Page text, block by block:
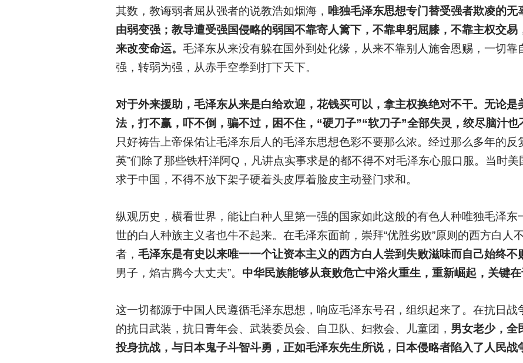
其数，教诲弱者屈从强者的说教浩如烟海， 唯独毛泽东思想专门替受强者欺凌的
由弱变强；教导遭受强国侵略的弱国不靠寄人篱下，不靠卑躬屈膝，不靠主权交
来改变命运。 毛泽东从来没有躲在国外到处化缘，从来不靠别人施舍恩赐，一切靠
强，转弱为强，从赤手空拳到打下天下。
对于外来援助，毛泽东从来是白给欢迎，花钱买可以，拿主权换绝对不干。无论
法，打不赢，吓不倒，骗不过，困不住，“硬刀子”“软刀子”全部失灵，绞尽脑汁也
只好祷告上帝保佑让毛泽东后人的毛泽东思想色彩不要那么浓。经过那么多年的反
英”们除了那些铁杆洋阿Q，凡讲点实事求是的都不得不对毛泽东心服口服。当时
求于中国，不得不放下架子硬着头皮厚着脸皮主动登门求和。
纵观历史，横看世界，能让白种人里第一强的国家如此这般的有色人种唯独毛泽
世的白人种族主义者也牛不起来。在毛泽东面前，崇拜“优胜劣败”原则的西方白人
者， 毛泽东是有史以来唯一一个让资本主义的西方白人尝到失败滋味而自己始终不
男子，焰古腾今大丈夫”。 中华民族能够从衰败危亡中浴火重生，重新崛起，关键在
这一切都源于中国人民遵循毛泽东思想，响应毛泽东号召，组织起来了。 在抗日战
的抗日武装，抗日青年会、武装委员会、自卫队、妇救会、儿童团， 男女老少，全
投身抗战，与日本鬼子斗智斗勇，正如毛泽东先生所说，日本侵略者陷入了人民战